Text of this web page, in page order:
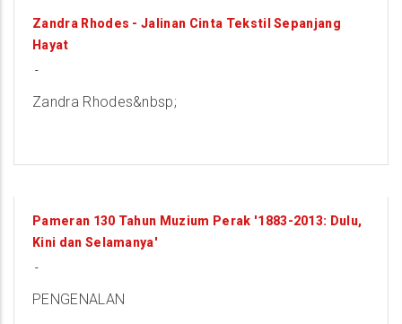
9
Zandra Rhodes - Jalinan Cinta Tekstil Sepanjang
Hayat
-
Zandra Rhodes&nbsp;
9
Pameran 130 Tahun Muzium Perak '1883-2013: Dulu,
Kini dan Selamanya'
-
PENGENALAN